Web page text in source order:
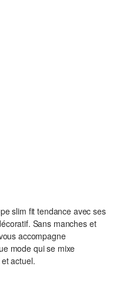
slim fit tendance avec ses
Sans manches et
accompagne
mode qui se mixe
actuel.